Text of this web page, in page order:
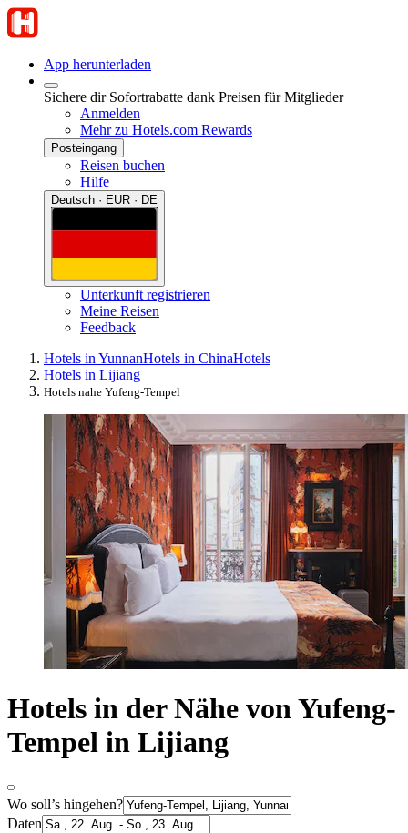
App herunterladen
Sichere dir Sofortrabatte dank Preisen für Mitglieder
Anmelden
Mehr zu Hotels.com Rewards
Posteingang
Reisen buchen
Hilfe
Deutsch · EUR · DE
Unterkunft registrieren
Meine Reisen
Feedback
Hotels in YunnanHotels in ChinaHotels
Hotels in Lijiang
Hotels nahe Yufeng-Tempel
Hotels in der Nähe von Yufeng-
Tempel in Lijiang
Wo soll’s hingehen?
Daten